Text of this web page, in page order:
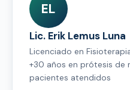
EL
Lic. Erik Lemus Luna
Licenciado en
+30 años en prótesis de
pacientes atendidos